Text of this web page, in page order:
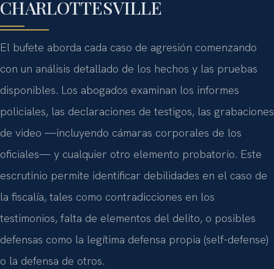
CHARLOTTESVILLE
El bufete aborda cada caso de agresión comenzando
con un análisis detallado de los hechos y las pruebas
disponibles. Los abogados examinan los informes
policiales, las declaraciones de testigos, las grabaciones
de video —incluyendo cámaras corporales de los
oficiales— y cualquier otro elemento probatorio. Este
escrutinio permite identificar debilidades en el caso de
la fiscalía, tales como contradicciones en los
testimonios, falta de elementos del delito, o posibles
defensas como la legítima defensa propia (self-defense)
o la defensa de otros.